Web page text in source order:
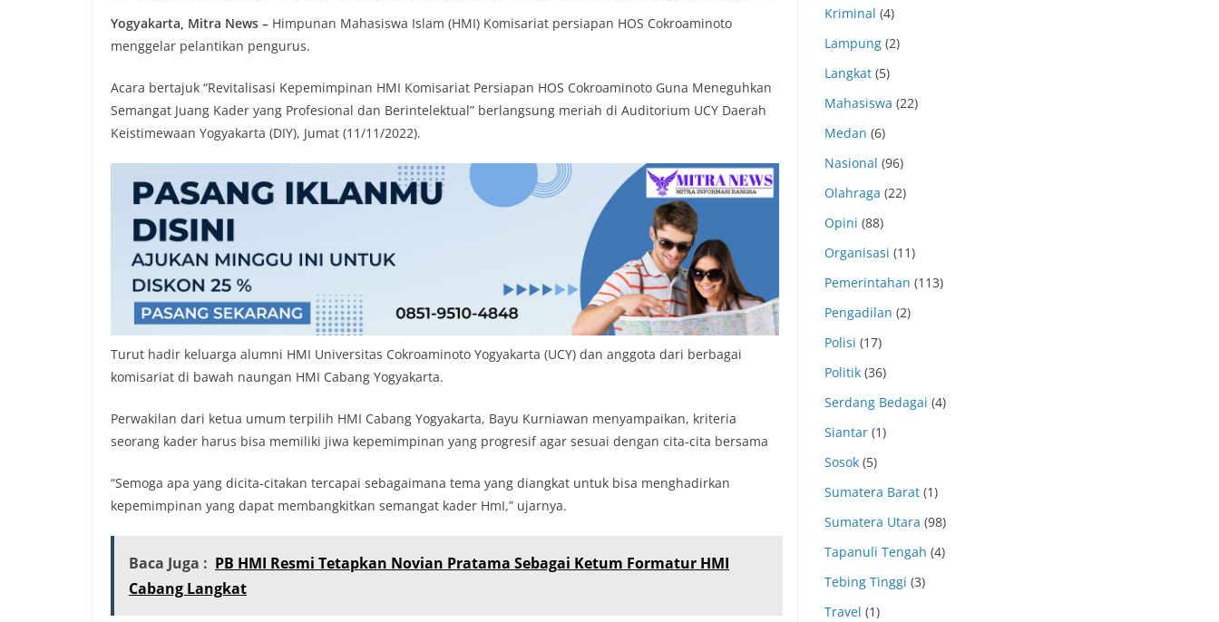
Yogyakarta, Mitra News – Himpunan Mahasiswa Islam (HMI) Komisariat persiapan HOS Cokroaminoto
menggelar pelantikan pengurus.
Acara bertajuk “Revitalisasi Kepemimpinan HMI Komisariat Persiapan HOS Cokroaminoto Guna Meneguhkan
Semangat Juang Kader yang Profesional dan Berintelektual” berlangsung meriah di Auditorium UCY Daerah
Keistimewaan Yogyakarta (DIY), Jumat (11/11/2022).
Turut hadir keluarga alumni HMI Universitas Cokroaminoto Yogyakarta (UCY) dan anggota dari berbagai
komisariat di bawah naungan HMI Cabang Yogyakarta.
Perwakilan dari ketua umum terpilih HMI Cabang Yogyakarta, Bayu Kurniawan menyampaikan, kriteria
seorang kader harus bisa memiliki jiwa kepemimpinan yang progresif agar sesuai dengan cita-cita bersama
“Semoga apa yang dicita-citakan tercapai sebagaimana tema yang diangkat untuk bisa menghadirkan
kepemimpinan yang dapat membangkitkan semangat kader HmI,” ujarnya.
Baca Juga : PB HMI Resmi Tetapkan Novian Pratama Sebagai Ketum Formatur HMI
Cabang Langkat
Kriminal (4)
Lampung (2)
Langkat (5)
Mahasiswa (22)
Medan (6)
Nasional (96)
Olahraga (22)
Opini (88)
Organisasi (11)
Pemerintahan (113)
Pengadilan (2)
Polisi (17)
Politik (36)
Serdang Bedagai (4)
Siantar (1)
Sosok (5)
Sumatera Barat (1)
Sumatera Utara (98)
Tapanuli Tengah (4)
Tebing Tinggi (3)
Travel (1)